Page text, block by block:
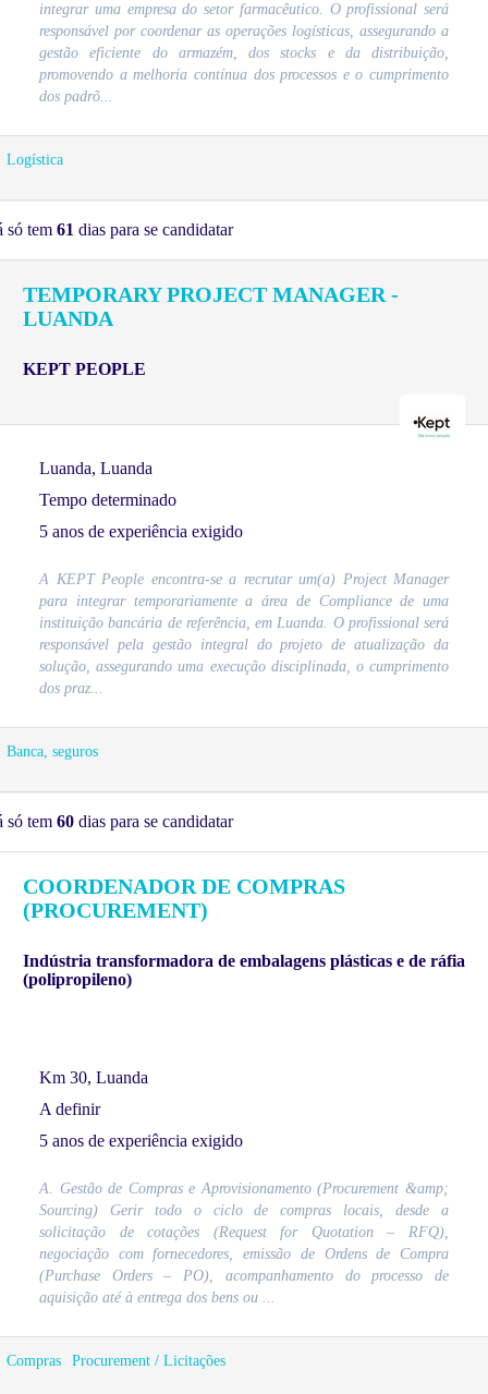
integrar uma empresa do setor farmacêutico. O profissional será
responsável por coordenar as operações logísticas, assegurando a
gestão eficiente do armazém, dos stocks e da distribuição,
promovendo a melhoria contínua dos processos e o cumprimento
dos padrõ...
Logística
só tem 61 dias para se candidatar
TEMPORARY PROJECT MANAGER -
LUANDA
KEPT PEOPLE
Luanda, Luanda
Tempo determinado
5 anos de experiência exigido
A KEPT People encontra-se a recrutar um(a) Project Manager
para integrar temporariamente a área de Compliance de uma
instituição bancária de referência, em Luanda. O profissional será
responsável pela gestão integral do projeto de atualização da
solução, assegurando uma execução disciplinada, o cumprimento
dos praz...
Banca, seguros
só tem 60 dias para se candidatar
COORDENADOR DE COMPRAS
(PROCUREMENT)
Indústria transformadora de embalagens plásticas e de ráfia
(polipropileno)
Km 30, Luanda
A definir
5 anos de experiência exigido
A. Gestão de Compras e Aprovisionamento (Procurement &amp;
Sourcing) Gerir todo o ciclo de compras locais, desde a
solicitação de cotações (Request for Quotation – RFQ),
negociação com fornecedores, emissão de Ordens de Compra
(Purchase Orders – PO), acompanhamento do processo de
aquisição até à entrega dos bens ou ...
Compras Procurement / Licitações